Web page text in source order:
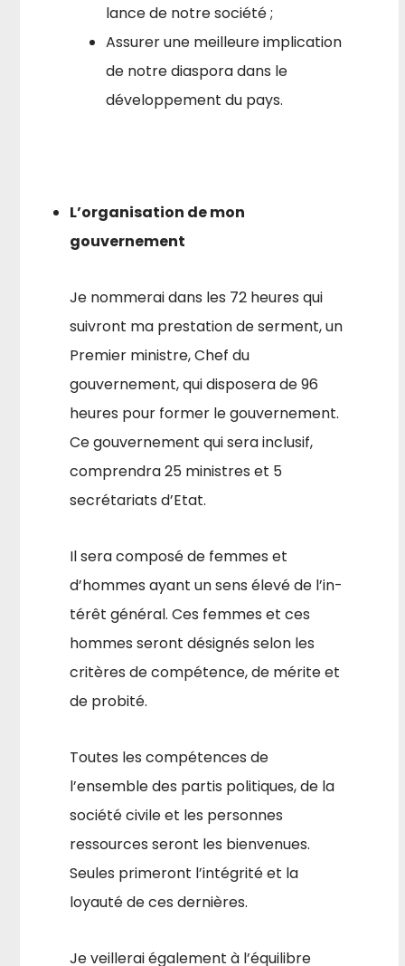
lance de notre société ;
Assurer une meilleure implication
de notre diaspora dans le
développement du pays.
L’organisation de mon
gouvernement
Je nommerai dans les 72 heures qui
suivront ma prestation de serment, un
Premier ministre, Chef du
gouvernement, qui disposera de 96
heures pour former le gouvernement.
Ce gouvernement qui sera inclusif,
comprendra 25 ministres et 5
secrétariats d’Etat.
Il sera composé de femmes et
d’hommes ayant un sens élevé de l’in­
térêt général. Ces femmes et ces
hommes seront désignés selon les
critères de compétence, de mérite et
de probité.
Toutes les compétences de
l’ensemble des partis politiques, de la
société civile et les personnes
ressources seront les bienvenues.
Seules primeront l’intégrité et la
loyauté de ces dernières.
Je veillerai également à l’équilibre